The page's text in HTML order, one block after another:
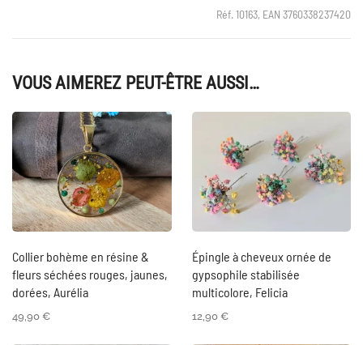
Réf. 10163, EAN 3760338237420
VOUS AIMEREZ PEUT-ÊTRE AUSSI…
Collier bohème en résine &
fleurs séchées rouges, jaunes,
dorées, Aurélia
49,90 €
Épingle à cheveux ornée de
gypsophile stabilisée
multicolore, Felicia
12,90 €